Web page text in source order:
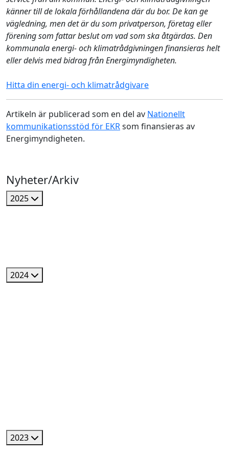
känner till de lokala förhållandena där du bor. De kan ge
vägledning, men det är du som privatperson, företag eller
förening som fattar beslut om vad som ska åtgärdas. Den
kommunala energi- och klimatrådgivningen finansieras helt
eller delvis med bidrag från Energimyndigheten.
Hitta din energi- och klimatrådgivare
Artikeln är publicerad som en del av Nationellt
kommunikationsstöd för EKRsom finansieras av
Energimyndigheten.
Nyheter/Arkiv
2025
2024
2023